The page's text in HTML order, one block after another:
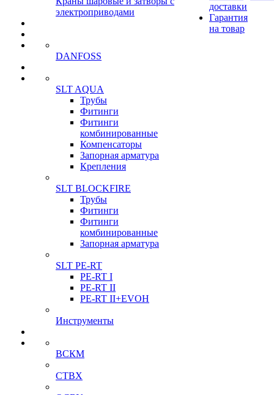
электроприводами
DANFOSS
SLT AQUA
Трубы
Фитинги
Фитинги
комбинированные
Компенсаторы
Запорная арматура
Крепления
SLT BLOCKFIRE
Трубы
Фитинги
Фитинги
комбинированные
Запорная арматура
SLT PE-RT
PE-RT I
PE-RT II
PE-RT II+EVOH
Инструменты
ВСКМ
СТВХ
доставки
Гарантия
на товар